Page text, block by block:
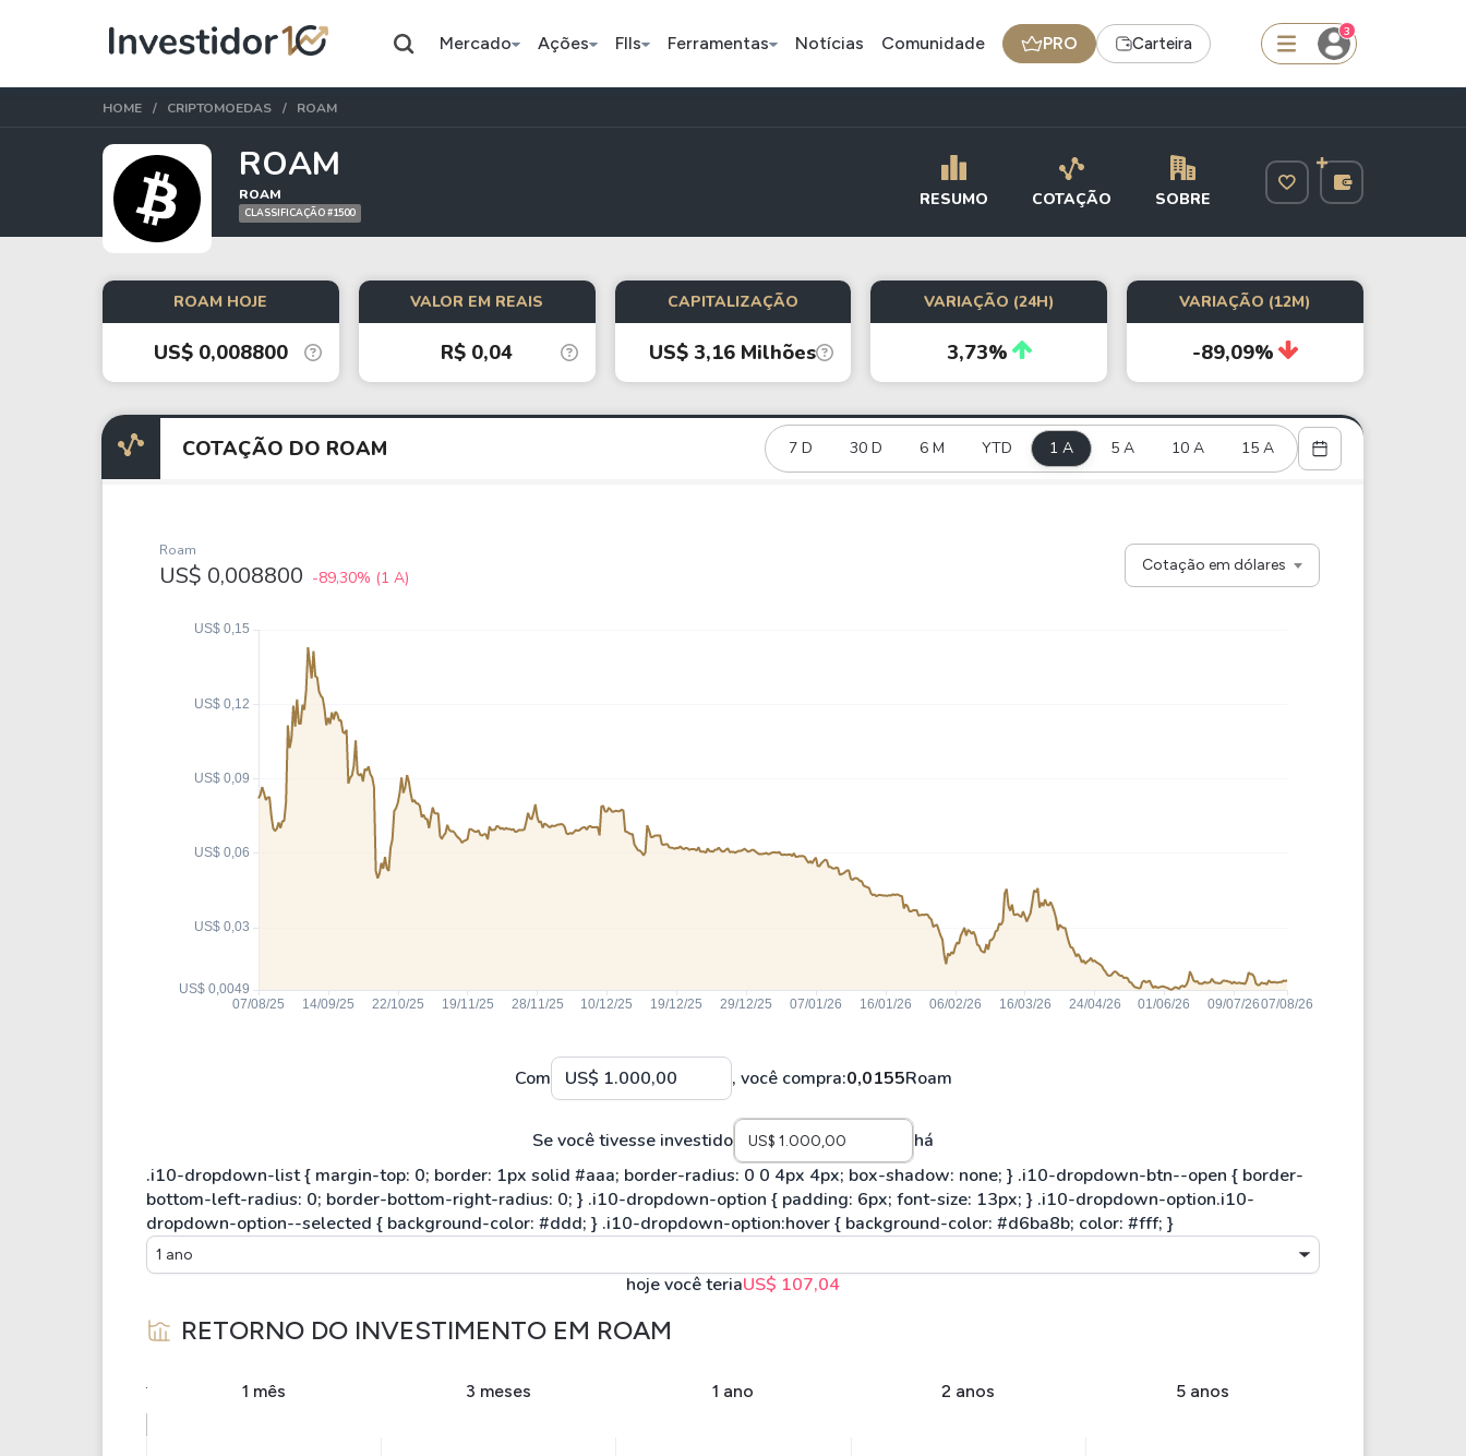
Mercado Ações FIIs Ferramentas Notícias Comunidade PRO Carteira
3
Assuntos do momento
Ibovespa Petrobras Bradesco JBS TRXF11 Dividendos
Ações
Ambev
Petrobrás
FIIs
HGLG11
ETFs Stocks Criptomoedas
Ethereum
Binance Coin - BNB
Radar do Dividendo Inteligente
Carteiras Recomendadas
Guia do Iniciante
HOME CRIPTOMOEDAS ROAM
ROAM
ROAM
CLASSIFICAÇÃO #1500
RESUMO COTAÇÃO SOBRE
ROAM HOJE
US$ 0,008800
VALOR EM REAIS
R$ 0,04
CAPITALIZAÇÃO
US$ 3,16 Milhões
VARIAÇÃO (24H)
3,73%
VARIAÇÃO (12M)
-89,09%
COTAÇÃO DO ROAM 7 D 30 D 6 M YTD 1 A 5 A 10 A 15 A
Roam
US$ 0,008800 -89,30% (1 A)
Cotação em dólares
Com , você compra:0,0155Roam
Se você tivesse investido há
1 ano
hoje você teriaUS$ 107,04
RETORNO DO INVESTIMENTO EM ROAM
1 mês 3 meses 1 ano 2 anos 5 anos